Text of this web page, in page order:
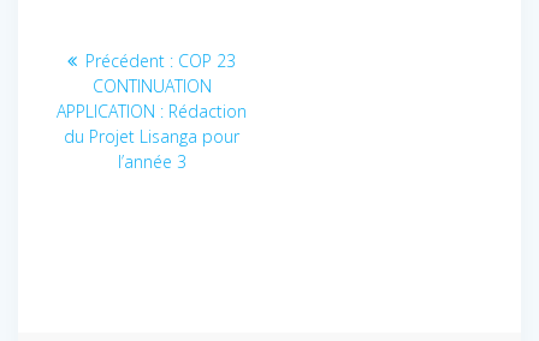
Navigation
de
l’article
Précédent : Article
précédent
:
COP 23
CONTINUATION
APPLICATION : Rédaction
du Projet Lisanga pour
l’année 3